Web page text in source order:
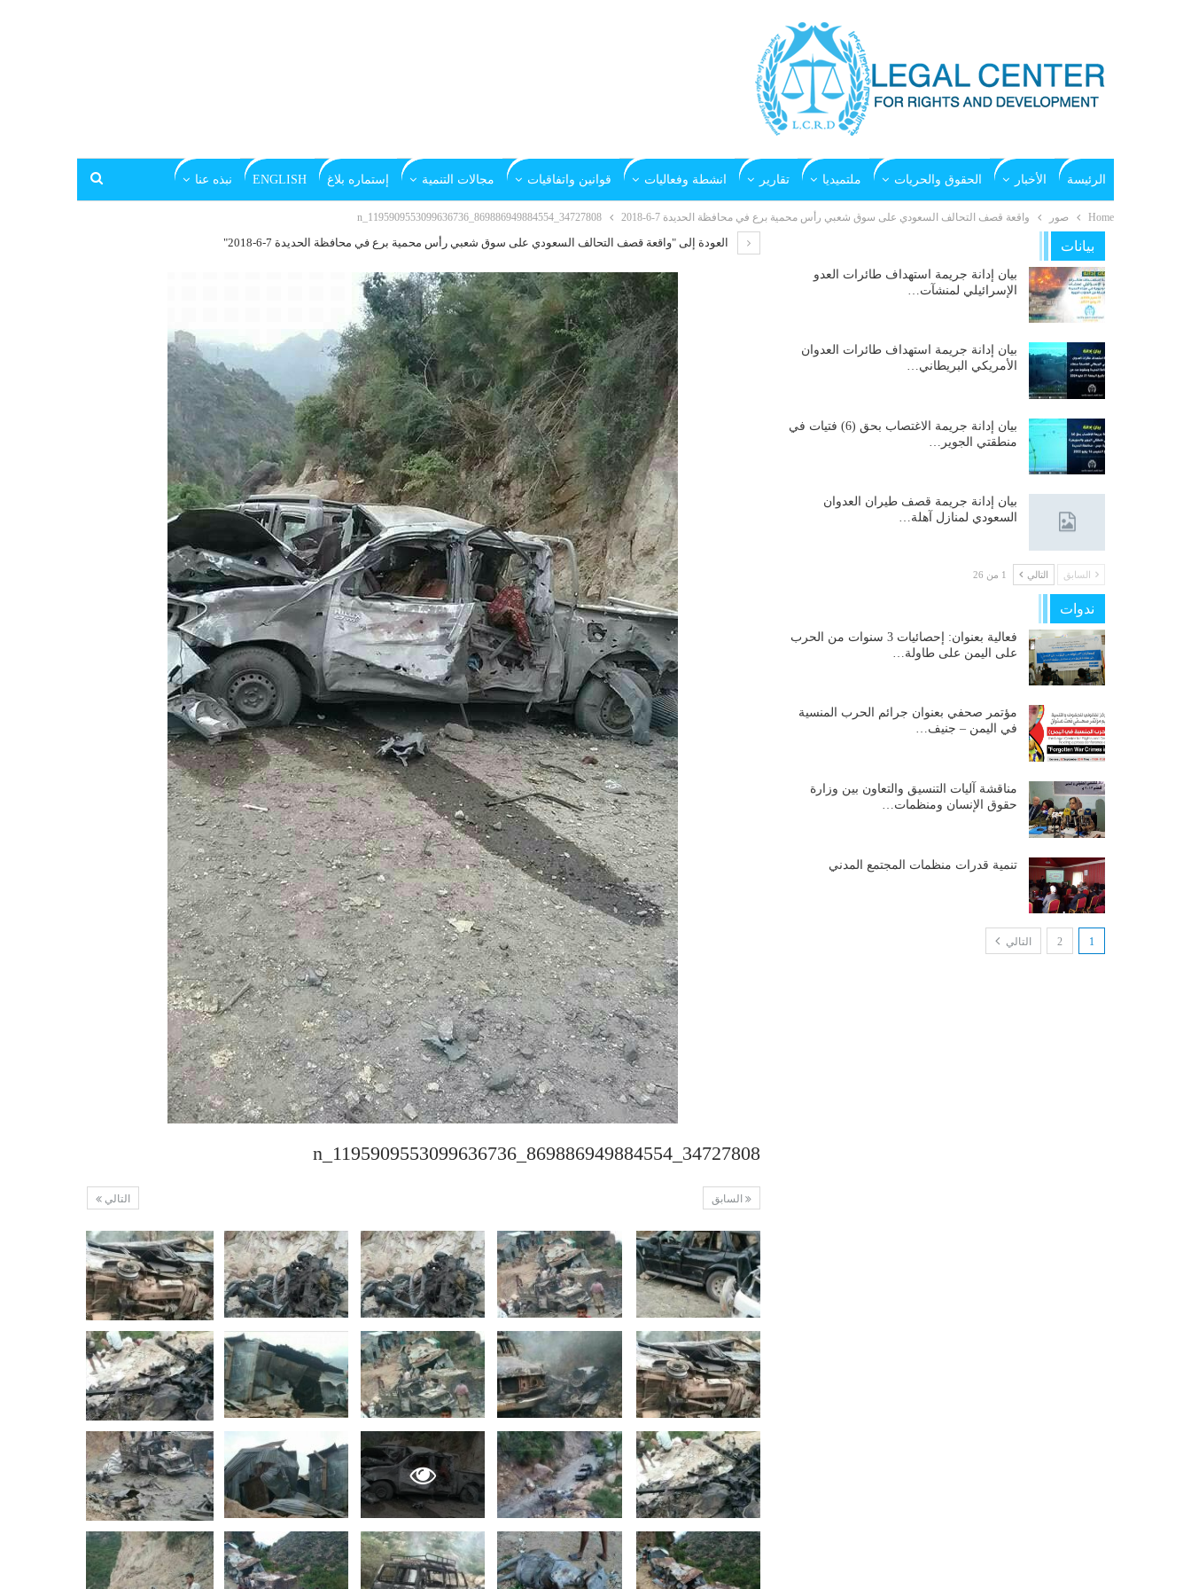
الرئيسة الأخبار الحقوق والحريات ملتميديا تقارير انشطة وفعاليات قوانين واتفاقيات مجالات التنمية إستماره بلاغ ENGLISH نبذه عنا
Home صور واقعة قصف التحالف السعودي على سوق شعبي رأس محمية برع في محافظة الحديدة 7-6-2018 34727808_869886949884554_1195909553099636736_n
العودة إلى "واقعة قصف التحالف السعودي على سوق شعبي رأس محمية برع في محافظة الحديدة 7-6-2018"
34727808_869886949884554_1195909553099636736_n
التالي السابق
بيانات
بيان إدانة جريمة استهداف طائرات العدو
الإسرائيلي لمنشآت…
بيان إدانة جريمة استهداف طائرات العدوان
الأمريكي البريطاني…
بيان إدانة جريمة الاغتصاب بحق (6) فتيات في
منطقتي الجوير…
بيان إدانة جريمة قصف طيران العدوان
السعودي لمنازل آهلة…
السابق التالي 1 من 26
ندوات
فعالية بعنوان: إحصائيات 3 سنوات من الحرب
على اليمن على طاولة…
مؤتمر صحفي بعنوان جرائم الحرب المنسية
في اليمن – جنيف…
مناقشة آليات التنسيق والتعاون بين وزارة
حقوق الإنسان ومنظمات…
تنمية قدرات منظمات المجتمع المدني
1
2 التالي